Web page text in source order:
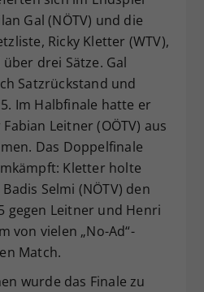
Gal (NÖTV) und die
Ricky Kletter (WTV),
drei Sätze. Gal
Satzrückstand und
Im Halbfinale hatte er
Leitner (OÖTV) aus
Das Doppelfinale
Kletter holte
Selmi (NÖTV) den
gegen Leitner und Henri
von vielen „No-Ad“-
Match.
wurde das Finale zu